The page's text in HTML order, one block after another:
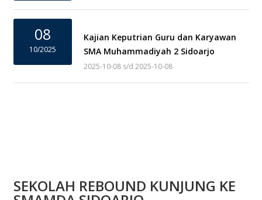
08
10/2025
Kajian Keputrian Guru dan Karyawan
SMA Muhammadiyah 2 Sidoarjo
2025-10-08 s/d 2025-10-08
SEKOLAH REBOUND KUNJUNG KE